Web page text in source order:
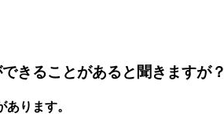
きることがあると聞きますが？
ります。